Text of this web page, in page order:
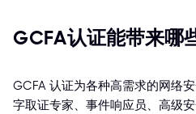
GCFA认证能带来哪
GCFA 认证为各种高需求的网络
字取证专家、事件响应员、高级